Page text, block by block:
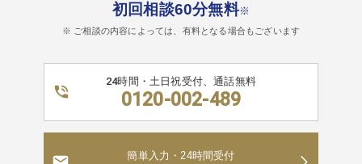
初回相談60分無料※
※ ご相談の内容によっては、有料となる場合もございます
24時間・土日祝受付、通話無料
0120-002-489
簡単入力・24時間受付